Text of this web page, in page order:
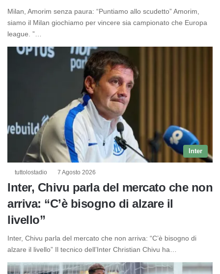
Milan, Amorim senza paura: “Puntiamo allo scudetto” Amorim,
siamo il Milan giochiamo per vincere sia campionato che Europa
league. ”…
Inter
tuttolostadio 7 Agosto 2026
Inter, Chivu parla del mercato che non
arriva: “C’è bisogno di alzare il
livello”
Inter, Chivu parla del mercato che non arriva: “C’è bisogno di
alzare il livello” Il tecnico dell’Inter Christian Chivu ha…